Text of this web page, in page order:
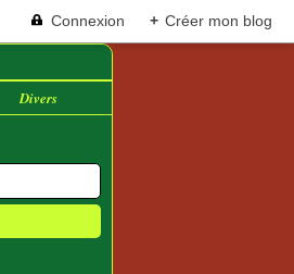
Connexion + Créer mon blog
Divers